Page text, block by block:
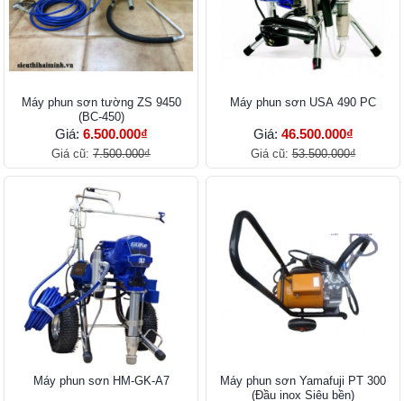
Máy phun sơn tường ZS 9450
(BC-450)
Giá: 6.500.000₫
Giá cũ: 7.500.000₫
Máy phun sơn USA 490 PC
Giá: 46.500.000₫
Giá cũ:53.500.000₫
Máy phun sơn HM-GK-A7
Máy phun sơn Yamafuji PT 300
(Đầu inox Siêu bền)